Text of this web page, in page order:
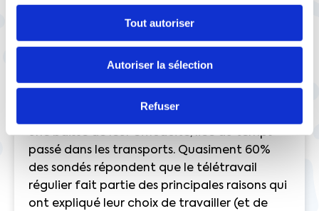
Tout autoriser
Autoriser la sélection
Refuser
Ils anticipent des conséquences importantes
sur la vie professionnelle et personnelle des
salariés, si l’entreprise choisit de leur imposer 1
jour de télétravail au maximum. Près de 50%
une baisse de leur efficacité, liée au temps
passé dans les transports. Quasiment 60%
des sondés répondent que le télétravail
régulier fait partie des principales raisons qui
ont expliqué leur choix de travailler (et de